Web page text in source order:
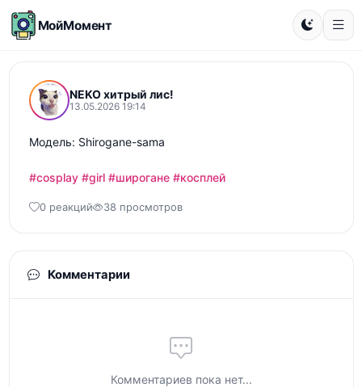
МойМомент
NEKO хитрый лис!
13.05.2026 19:14
Модель: Shirogane-sama
#cosplay #girl #широгане #косплей
0 реакций 38 просмотров
Комментарии
Комментариев пока нет...